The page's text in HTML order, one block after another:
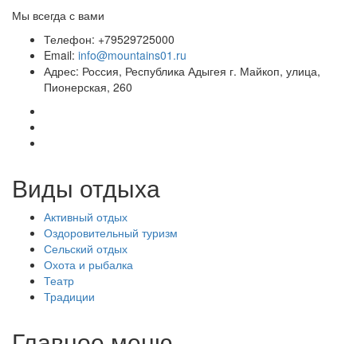
Мы всегда с вами
Телефон: +79529725000
Email: info@mountains01.ru
Адрес: Россия, Республика Адыгея г. Майкоп, улица,
Пионерская, 260
Виды отдыха
Активный отдых
Оздоровительный туризм
Сельский отдых
Охота и рыбалка
Театр
Традиции